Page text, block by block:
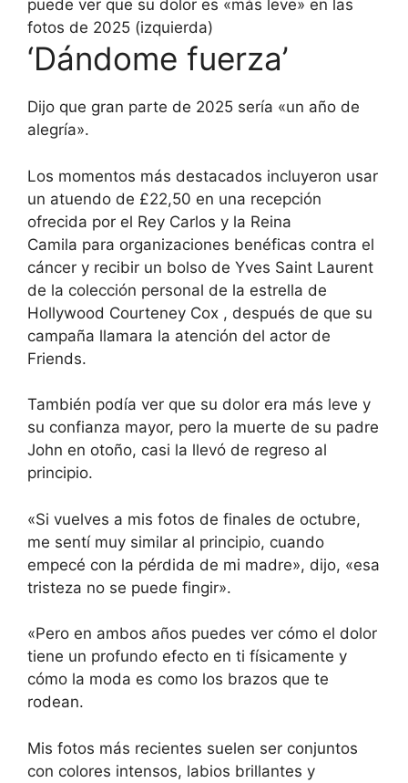
puede ver que su dolor es «más leve» en las
fotos de 2025 (izquierda)
‘Dándome fuerza’
Dijo que gran parte de 2025 sería «un año de
alegría».
Los momentos más destacados incluyeron usar
un atuendo de £22,50 en una recepción
ofrecida por el Rey Carlos y la Reina
Camila para organizaciones benéficas contra el
cáncer y recibir un bolso de Yves Saint Laurent
de la colección personal de la estrella de
Hollywood Courteney Cox , después de que su
campaña llamara la atención del actor de
Friends.
También podía ver que su dolor era más leve y
su confianza mayor, pero la muerte de su padre
John en otoño, casi la llevó de regreso al
principio.
«Si vuelves a mis fotos de finales de octubre,
me sentí muy similar al principio, cuando
empecé con la pérdida de mi madre», dijo, «esa
tristeza no se puede fingir».
«Pero en ambos años puedes ver cómo el dolor
tiene un profundo efecto en ti físicamente y
cómo la moda es como los brazos que te
rodean.
Mis fotos más recientes suelen ser conjuntos
con colores intensos, labios brillantes y